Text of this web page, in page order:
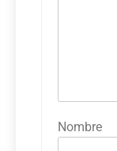
Nombre